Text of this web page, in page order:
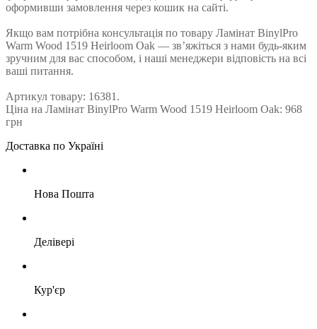
оформивши замовлення через кошик на сайті.
Якщо вам потрібна консультація по товару Ламінат BinylPro
Warm Wood 1519 Heirloom Oak — зв’яжіться з нами будь-яким
зручним для вас способом, і наші менеджери відповість на всі
ваші питання.
Артикул товару: 16381.
Ціна на Ламінат BinylPro Warm Wood 1519 Heirloom Oak: 968
грн
Доставка по Україні
Нова Пошта
Делівері
Кур'єр